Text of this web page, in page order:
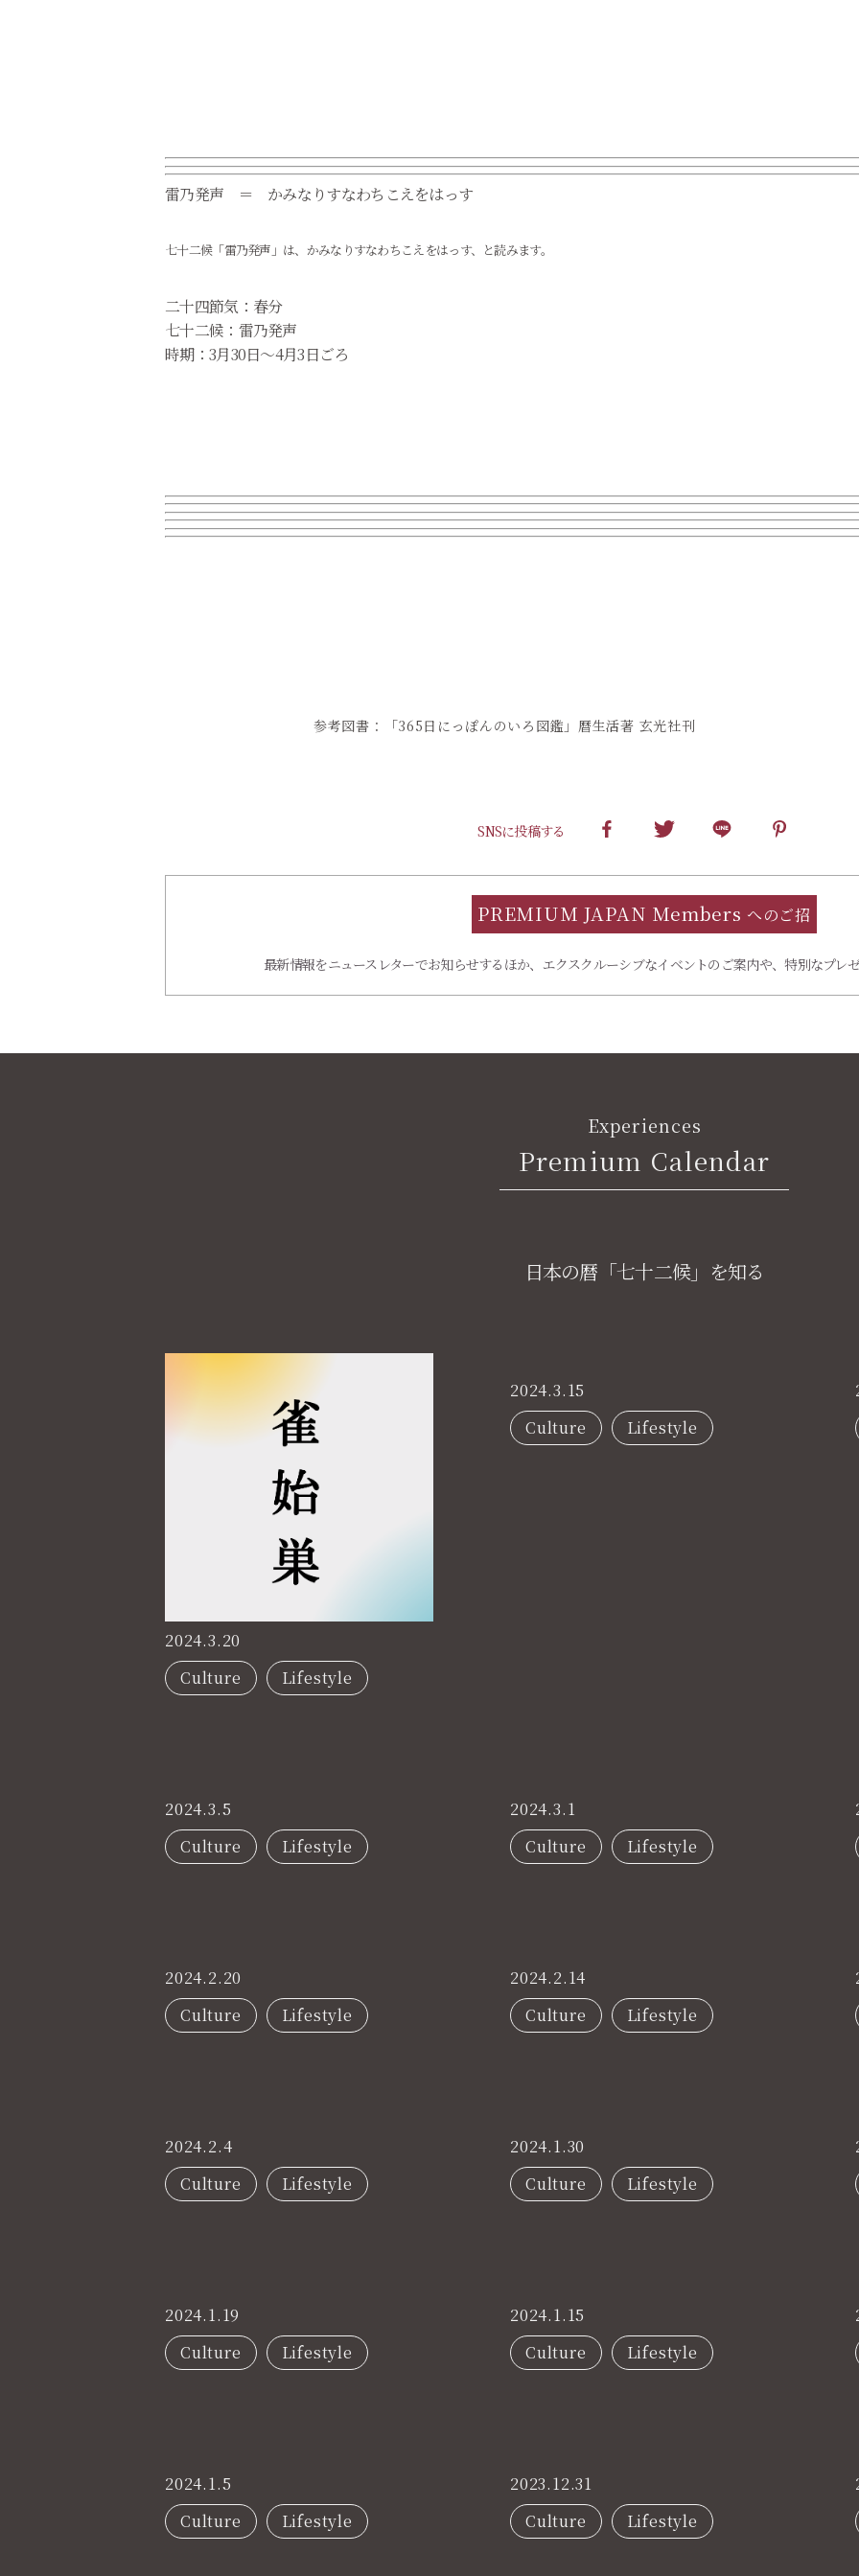
雷乃発声 ＝ かみなりすなわちこえをはっす
七十二候「雷乃発声」は、かみなりすなわちこえをはっす、と読みます。
二十四節気：春分
七十二候：雷乃発声
時期：3月30日～4月3日ごろ
参考図書：「365日にっぽんのいろ図鑑」暦生活著 玄光社刊
SNSに投稿する
PREMIUM JAPAN Members へのご招
待
最新情報をニュースレターでお知らせするほか、エクスクルーシブなイベントのご案内や、特別なプレ
Experiences
Premium Calendar
日本の暦「七十二候」を知る
2024.3.20
Culture
Lifestyle
2024.3.15
Culture
Lifestyle
2024.3.5
Culture
Lifestyle
2024.3.1
Culture
Lifestyle
2024.2.20
Culture
Lifestyle
2024.2.14
Culture
Lifestyle
2024.2.4
Culture
Lifestyle
2024.1.30
Culture
Lifestyle
2024.1.19
Culture
Lifestyle
2024.1.15
Culture
Lifestyle
2024.1.5
Culture
Lifestyle
2023.12.31
Culture
Lifestyle